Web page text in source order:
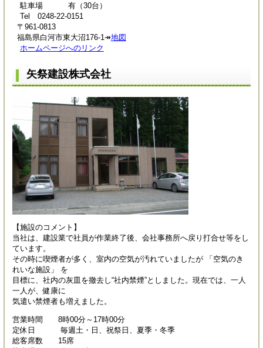
駐車場 有（30台）
Tel 0248-22-0151
〒961-0813
福島県白河市東大沼176-1↠地図
ホームページへのリンク
矢祭建設株式会社
【施設のコメント】
当社は、建設業で社員が作業終了後、会社事務所へ戻り打合せ等をし
ています。
その時に喫煙者が多く、室内の空気が汚れていましたが 「空気のき
れいな施設」 を
目標に、社内の灰皿を撤去し“社内禁煙”としました。現在では、一人
一人が、健康に
気遣い禁煙者も増えました。
営業時間 8時00分～17時00分
定休日 毎週土・日、祝祭日、夏季・冬季
総客席数 15席